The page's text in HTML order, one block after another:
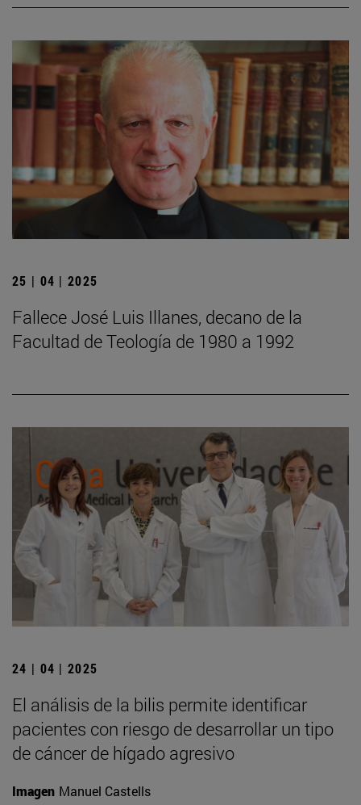
25 | 04 | 2025
Fallece José Luis Illanes, decano de la
Facultad de Teología de 1980 a 1992
24 | 04 | 2025
El análisis de la bilis permite identificar
pacientes con riesgo de desarrollar un tipo
de cáncer de hígado agresivo
Imagen Manuel Castells